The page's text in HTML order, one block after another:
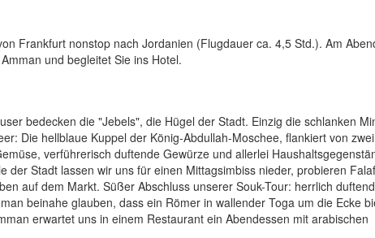
Frankfurt nonstop nach Jordanien (Flugdauer ca. 4,5 Std.). Am
und begleitet Sie ins Hotel.
bedecken die "Jebels", die Hügel der Stadt. Einzig die schlanken
Die hellblaue Kuppel der König-Abdullah-Moschee, flankiert von zwei
verführerisch duftende Gewürze und allerlei
der Stadt lassen wir uns für einen Mittagsimbiss nieder, probieren
auf dem Markt. Süßer Abschluss unserer Souk-Tour: herrlich
beinahe glauben, dass ein Römer in wallender Toga um die Ecke
erwartet uns in einem Restaurant ein Abendessen mit arabischen